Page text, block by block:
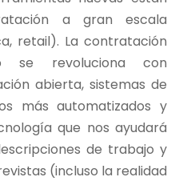
a gran escala
retail). La contratación
se revoluciona con
abierta, sistemas de
más automatizados y
que nos ayudará
de trabajo y
(incluso la realidad